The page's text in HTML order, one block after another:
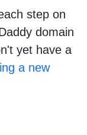
step on
domain
yet have a
a new